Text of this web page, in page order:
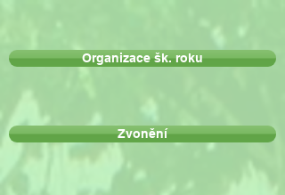
Organizace šk. roku
Zvonění